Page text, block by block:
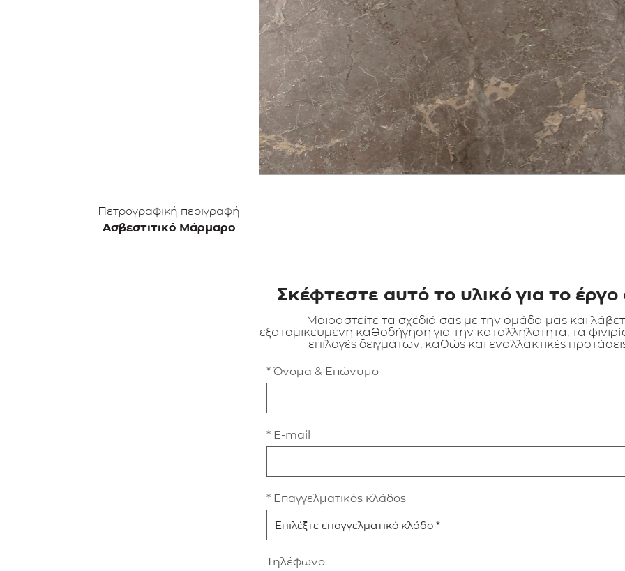
Πετρογραφική περιγραφή
Ασβεστιτικό Mάρμαρο
Σκέφτεστε αυτό το υλικό για το έργο
Μοιραστείτε τα σχέδιά σας με την ομάδα μας και
εξατομικευμένη καθοδήγηση για την καταλληλότητα, τα
επιλογές δειγμάτων, καθώς και εναλλακτικές
* Όνομα & Επώνυμο
* E-mail
* Επαγγελματικός κλάδος
Τηλέφωνο